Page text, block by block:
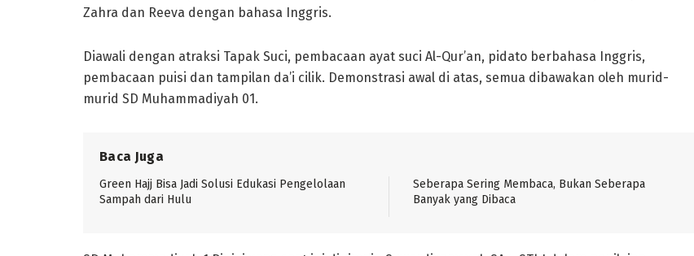
Zahra dan Reeva dengan bahasa Inggris.
Diawali dengan atraksi Tapak Suci, pembacaan ayat suci Al-Qur’an, pidato berbahasa Inggris,
pembacaan puisi dan tampilan da’i cilik. Demonstrasi awal di atas, semua dibawakan oleh murid-
murid SD Muhammadiyah 01.
Baca Juga
Green Hajj Bisa Jadi Solusi Edukasi Pengelolaan
Sampah dari Hulu
Seberapa Sering Membaca, Bukan Seberapa
Banyak yang Dibaca